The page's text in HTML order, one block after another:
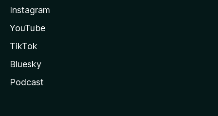
Instagram
YouTube
TikTok
Bluesky
Podcast